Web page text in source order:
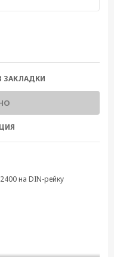
ЗАКЛАДКИ
на DIN-рейку